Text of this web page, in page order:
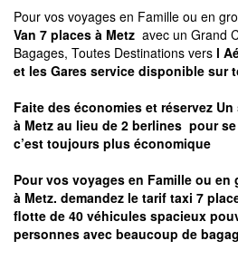
Pour vos voyages en Famille ou en
Van 7 places à Metz avec un Grand
Bagages, Toutes Destinations vers l
et les Gares service disponible sur
Faite des économies et réservez
à Metz au lieu de 2 berlines pour
c’est toujours plus économique
Pour vos voyages en Famille ou en
à Metz. demandez le tarif taxi 7
flotte de 40 véhicules spacieux
personnes avec beaucoup de